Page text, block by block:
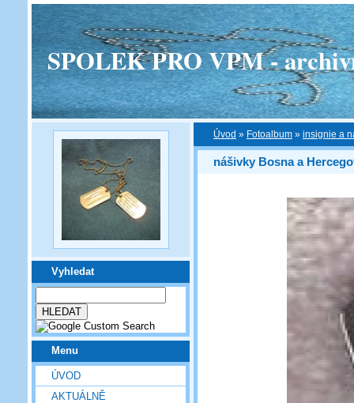
SPOLEK PRO VPM -
Vyhledat
Menu
ÚVOD
AKTUÁLNĚ
Úvod » Fotoalbum » insignie a
nášivky Bosna a